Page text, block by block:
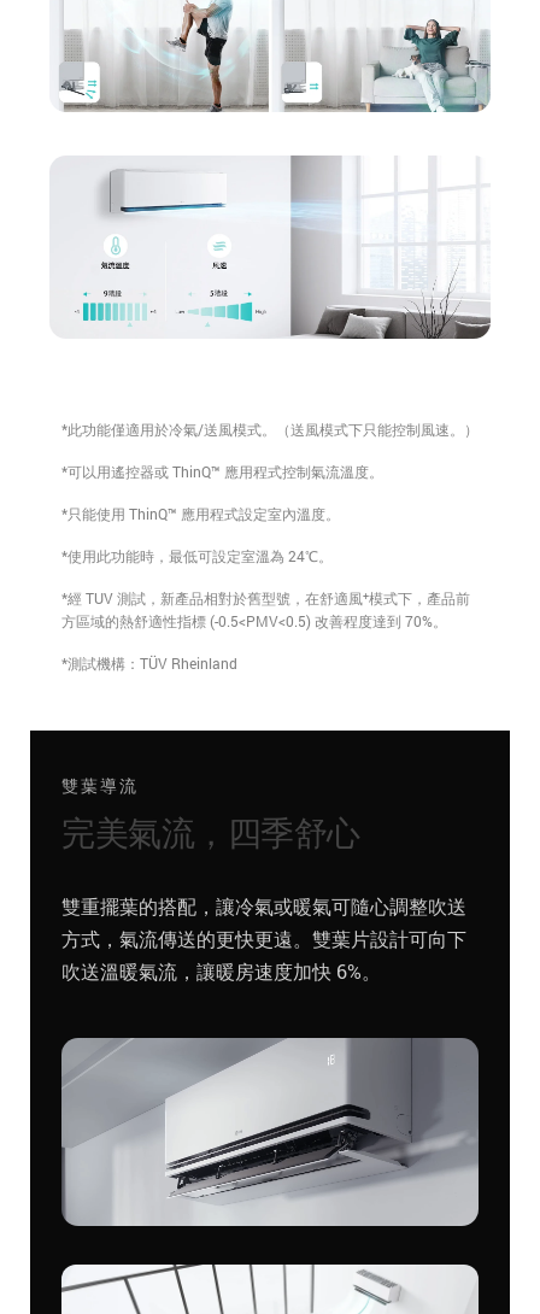
*此功能僅適用於冷氣/送風模式。（送風模式下只能控制風速。）
*可以用遙控器或 ThinQ™ 應用程式控制氣流溫度。
*只能使用 ThinQ™ 應用程式設定室內溫度。
*使用此功能時，最低可設定室溫為 24℃。
*經 TUV 測試，新產品相對於舊型號，在舒適風+模式下，產品前
方區域的熱舒適性指標 (-0.5<PMV<0.5) 改善程度達到 70%。
*測試機構：TÜV Rheinland
雙葉導流
完美氣流，四季舒心
雙重擺葉的搭配，讓冷氣或暖氣可隨心調整吹送
方式，氣流傳送的更快更遠。雙葉片設計可向下
吹送溫暖氣流，讓暖房速度加快 6%。